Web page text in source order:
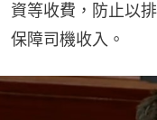
資等收費，防止以
保障司機收入。